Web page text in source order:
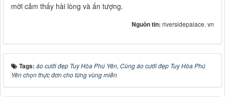
mời cảm thấy hài lòng và ấn tượng.
Nguồn tin: riversidepalace. vn
Tags: áo cưới đẹp Tuy Hòa Phú Yên, Cùng áo cưới đẹp Tuy Hòa Phú
Yên chọn thực đơn cho từng vùng miền